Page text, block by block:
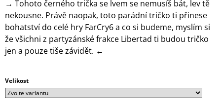
→ Tohoto černého trička se lvem se nemusíš bát, lev tě
nekousne. Právě naopak, toto parádní tričko ti přinese
bohatství do celé hry FarCry6 a co si budeme, myslím si
že všichni z partyzánské frakce Libertad ti budou tričko
jen a pouze tiše závidět. ←
Velikost
J
E
M
E
CALL
DUTY
WARZONE
MIKINA
SYMBOLS